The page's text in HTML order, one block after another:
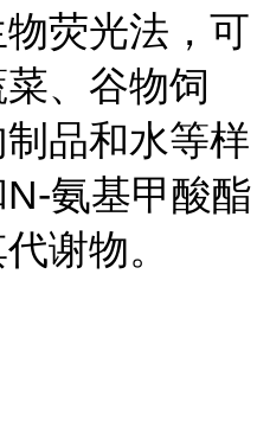
荧光法，可
、谷物饲
品和水等样
氨基甲酸酯
谢物。